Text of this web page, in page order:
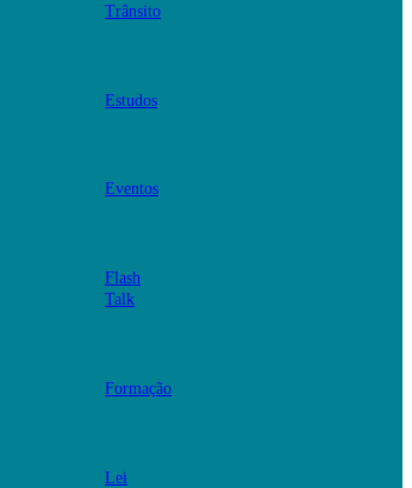
Trânsito
Estudos
Eventos
Flash
Talk
Formação
Lei